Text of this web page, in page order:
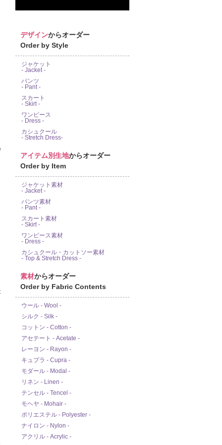
デザインからオーダー
Order by Style
ジャケット
- Jacket -
パンツ
- Pant -
スカート
- Skirt -
ワンピース
- Dress -
カシュクール
- Stretch Dress-
アイテム別生地からオーダー
Order by Item
ジャケット素材
- Jacket -
パンツ素材
- Pant -
スカート素材
- Skirt -
ワンピース素材
- Dress -
カシュクール・カットソー素材
- Top & Stretch Dress -
素材からオーダー
Order by Fabric Contents
ウール - Wool -
シルク - Silk -
コットン - Cotton -
アセテート - Acetate -
レーヨン - Rayon -
キュプラ - Cupra -
モダール - Modal -
リネン - Linen -
テンセル - Tencel -
モヘヤ - Mohair -
ポリエステル - Polyester -
ナイロン - Nylon -
アクリル - Acrylic -